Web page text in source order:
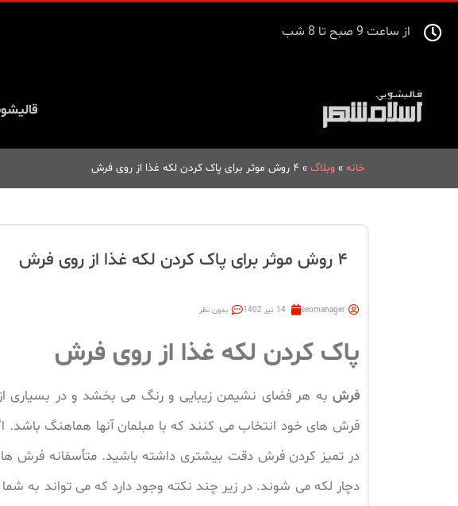
از ساعت 9 صبح تا 8 شب
خانه » وبلاگ » ۴ روش موثر برای پاک کردن لکه غذا از روی فرش
۴ روش موثر برای پاک کردن لکه غذا از روی فرش
seomanager 14 تیر 1402 بدون نظر
پاک کردن لکه غذا از روی فرش
فرش به هر فضای نشیمن زیبایی و رنگ می بخشد و در بسیاری از
فرش های خود انتخاب می کنند که با مبلمان آنها هماهنگ
در تمیز کردن فرش دقت بیشتری داشته باشید. متأسفانه فرش
دچار لکه می شوند. در زیر چند نکته وجود دارد که می تواند به